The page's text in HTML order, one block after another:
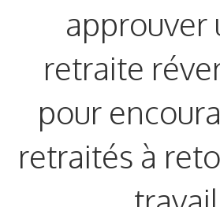
approuver
retraite
pour
retraités à